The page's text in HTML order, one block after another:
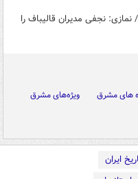
نجفی مدیران قالیباف را
های مشرق
ویژه‌های مشرق
ایران